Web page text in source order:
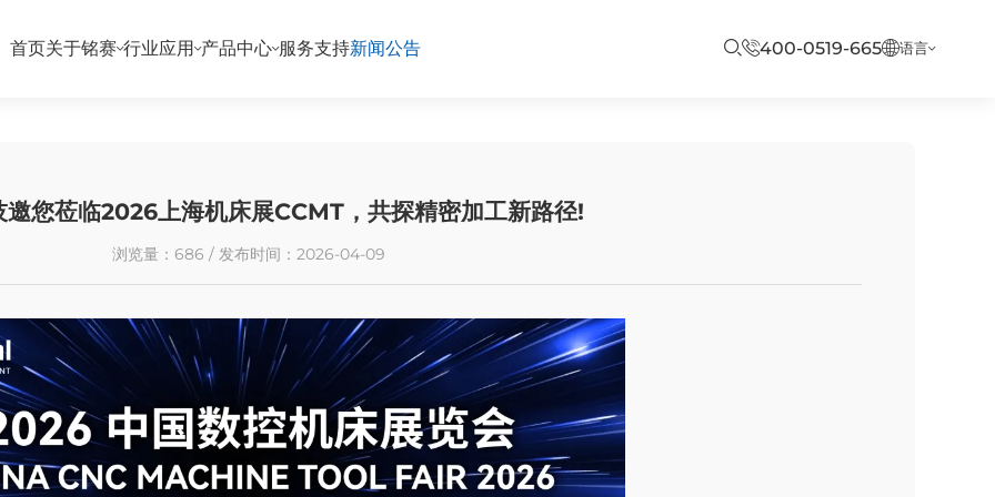
首页关于铭赛 行业应用 产品中心 服务支持新闻公告 400-0519-665 语言
邀您莅临2026上海机床展CCMT，共探精密加工新路径!
浏览量：686 / 发布时间：2026-04-09